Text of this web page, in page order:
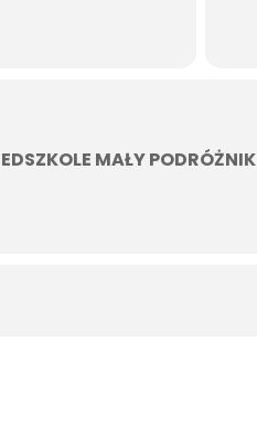
MAŁY PODRÓŻNIK